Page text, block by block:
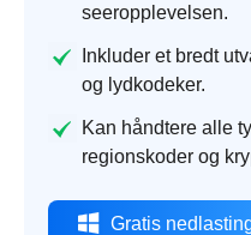
seeropplevelsen.
Inkluder et bredt
og lydkodeker.
Kan håndtere alle
regionskoder og
Gratis